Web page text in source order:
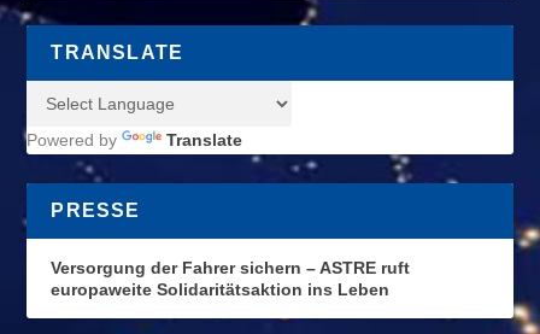
TRANSLATE
Powered by Translate
PRESSE
Versorgung der Fahrer sichern – ASTRE ruft
europaweite Solidaritätsaktion ins Leben